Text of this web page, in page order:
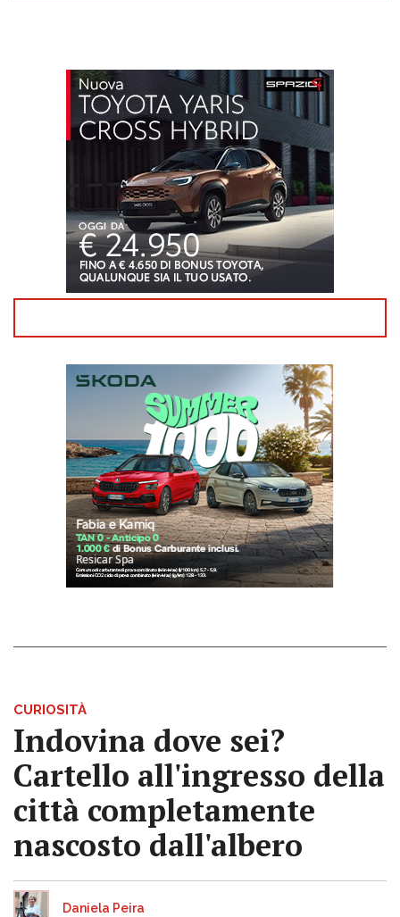
CURIOSITÀ
Indovina dove sei?
Cartello all'ingresso della
città completamente
nascosto dall'albero
Daniela Peira